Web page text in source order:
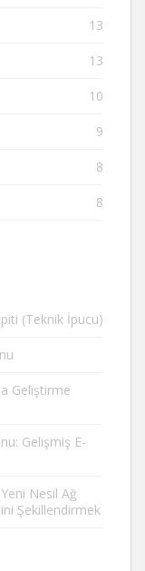
13
13
10
9
8
8
(Teknik İpucu)
Geliştirme
Gelişmiş E-
Nesil Ağ
Şekillendirmek